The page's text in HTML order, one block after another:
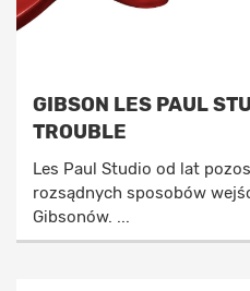
GIBSON LES PAUL
TROUBLE
Les Paul Studio od lat
rozsądnych sposobów
Gibsonów. ...